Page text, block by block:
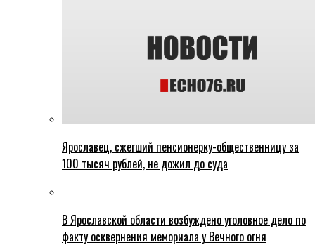
Ярославец, сжегший пенсионерку-общественницу за
100 тысяч рублей, не дожил до суда
В Ярославской области возбуждено уголовное дело по
факту осквернения мемориала у Вечного огня